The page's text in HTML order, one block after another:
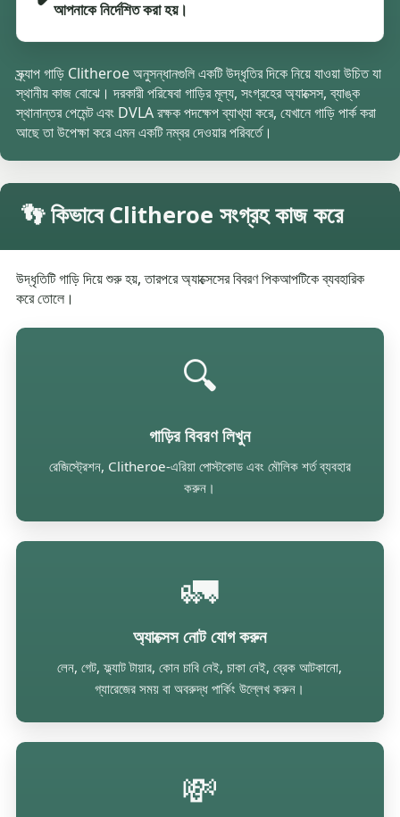
আপনাকে নির্দেশিত করা হয়।
স্ক্র্যাপ গাড়ি Clitheroe অনুসন্ধানগুলি একটি উদ্ধৃতির দিকে নিয়ে যাওয়া উচিত যা
স্থানীয় কাজ বোঝে। দরকারী পরিষেবা গাড়ির মূল্য, সংগ্রহের অ্যাক্সেস, ব্যাঙ্ক
স্থানান্তর পেমেন্ট এবং DVLA রক্ষক পদক্ষেপ ব্যাখ্যা করে, যেখানে গাড়ি পার্ক করা
আছে তা উপেক্ষা করে এমন একটি নম্বর দেওয়ার পরিবর্তে।
👣 কিভাবে Clitheroe সংগ্রহ কাজ করে
উদ্ধৃতিটি গাড়ি দিয়ে শুরু হয়, তারপরে অ্যাক্সেসের বিবরণ পিকআপটিকে ব্যবহারিক
করে তোলে।
🔍
গাড়ির বিবরণ লিখুন
রেজিস্ট্রেশন, Clitheroe-এরিয়া পোস্টকোড এবং মৌলিক শর্ত ব্যবহার
করুন।
🚛
অ্যাক্সেস নোট যোগ করুন
লেন, গেট, ফ্ল্যাট টায়ার, কোন চাবি নেই, চাকা নেই, ব্রেক আটকানো,
গ্যারেজের সময় বা অবরুদ্ধ পার্কিং উল্লেখ করুন।
💸